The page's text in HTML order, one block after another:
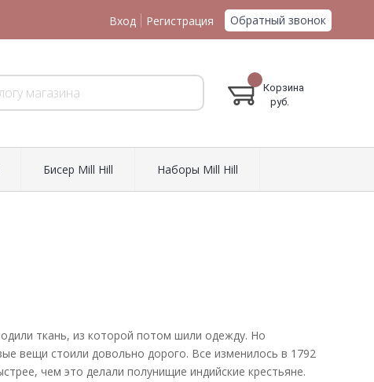
Вход Регистрация Обратный звонок
Корзина
руб.
Биcер Mill Hill Наборы Mill Hill
ткань, из которой потом шили одежду. Но
вещи стоили довольно дорого. Все изменилось в 1792
чем это делали полунищие индийские крестьяне.